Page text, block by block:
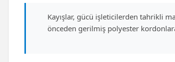
Kayışlar, gücü işleticilerden tahrikli
önceden gerilmiş polyester